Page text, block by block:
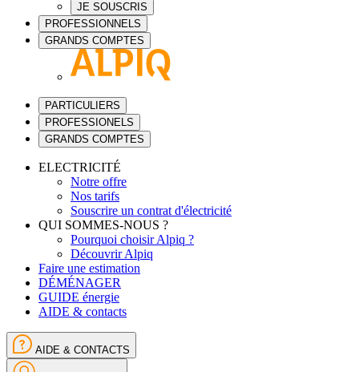
JE SOUSCRIS
PROFESSIONNELS
GRANDS COMPTES
PARTICULIERS
PROFESSIONELS
GRANDS COMPTES
ELECTRICITÉ
Notre offre
Nos tarifs
Souscrire un contrat d'électricité
QUI SOMMES-NOUS ?
Pourquoi choisir Alpiq ?
Découvrir Alpiq
Faire une estimation
DÉMÉNAGER
GUIDE énergie
AIDE & contacts
AIDE & CONTACTS